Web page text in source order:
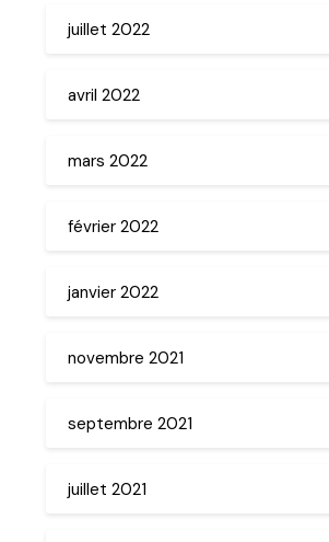
juillet 2022
avril 2022
mars 2022
février 2022
janvier 2022
novembre 2021
septembre 2021
juillet 2021